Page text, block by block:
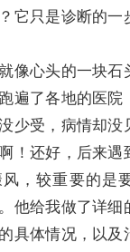
它只是诊断的一
像心头的一块石
遍了各地的医院
少受，病情却没
！还好，后来遇
，较重要的是
他给我做了详细
具体情况，以及